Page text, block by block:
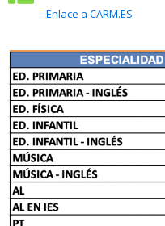
Enlace a CARM.ES